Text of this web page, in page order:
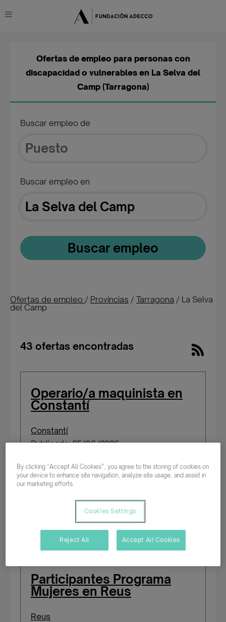
Buscar empleo de
Buscar empleo en
Buscar empleo
Ofertas de empleo para personas con
discapacidad o vulnerables en La Selva del
Camp (Tarragona)
Ofertas de empleo / Provincias / Tarragona / La Selva
del Camp
43 ofertas encontradas
Operario/a maquinista en
Constantí
Constantí
Publicada: 25/06/2026
Intensiva
Temporal/Mat./Sustitución/...
Participantes Programa
Mujeres en Reus
Reus
By clicking “Accept All Cookies”, you agree to the storing of cookies on
your device to enhance site navigation, analyze site usage, and assist in
our marketing efforts.
Cookies Settings
Reject All Accept All Cookies